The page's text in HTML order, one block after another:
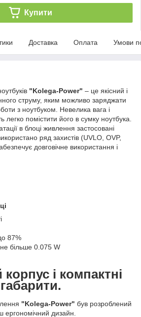
Купити
Доставка Оплата Умови
"Kolega-Power" – це якісний і
струму, яким можливо заряджати
з ноутбуком. Невелика вага і
легко помістити його в сумку ноутбука.
в блоці живлення застосовані
ряд захистів (UVLO, OVP,
довговічне використання і
87%
більше 0.075 W
і компактні
габарити.
"Kolega-Power" був розроблений
ергономічний дизайн.